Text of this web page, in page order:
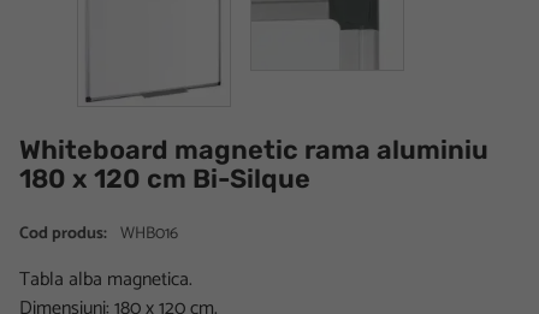
Whiteboard magnetic rama aluminiu
180 x 120 cm Bi-Silque
Cod produs: WHB016
Tabla alba magnetica.